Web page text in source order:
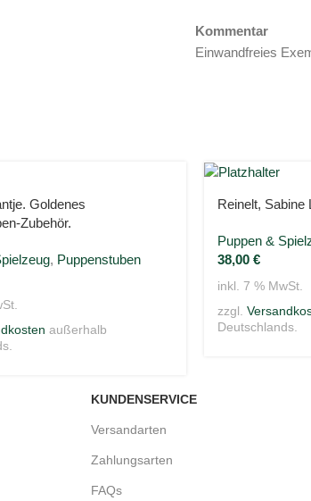
Kommentar
Einwandfreies
Goldenes
Zubehör.
, Puppenstuben
außerhalb
Reinelt, Sabine
Puppen &
38,00 €
inkl. 7 % MwSt.
zzgl.
Deutschlands.
KUNDENSERVICE
Versandarten
Zahlungsarten
FAQs